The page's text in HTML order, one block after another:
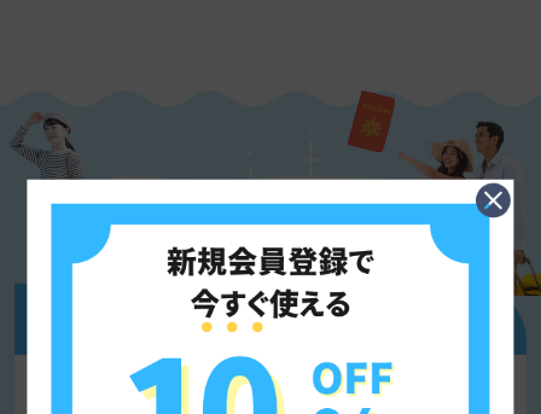
Almond SIM の強み
業界経験No.1
海外通信サービスの老舗、10年以上の業界経験を